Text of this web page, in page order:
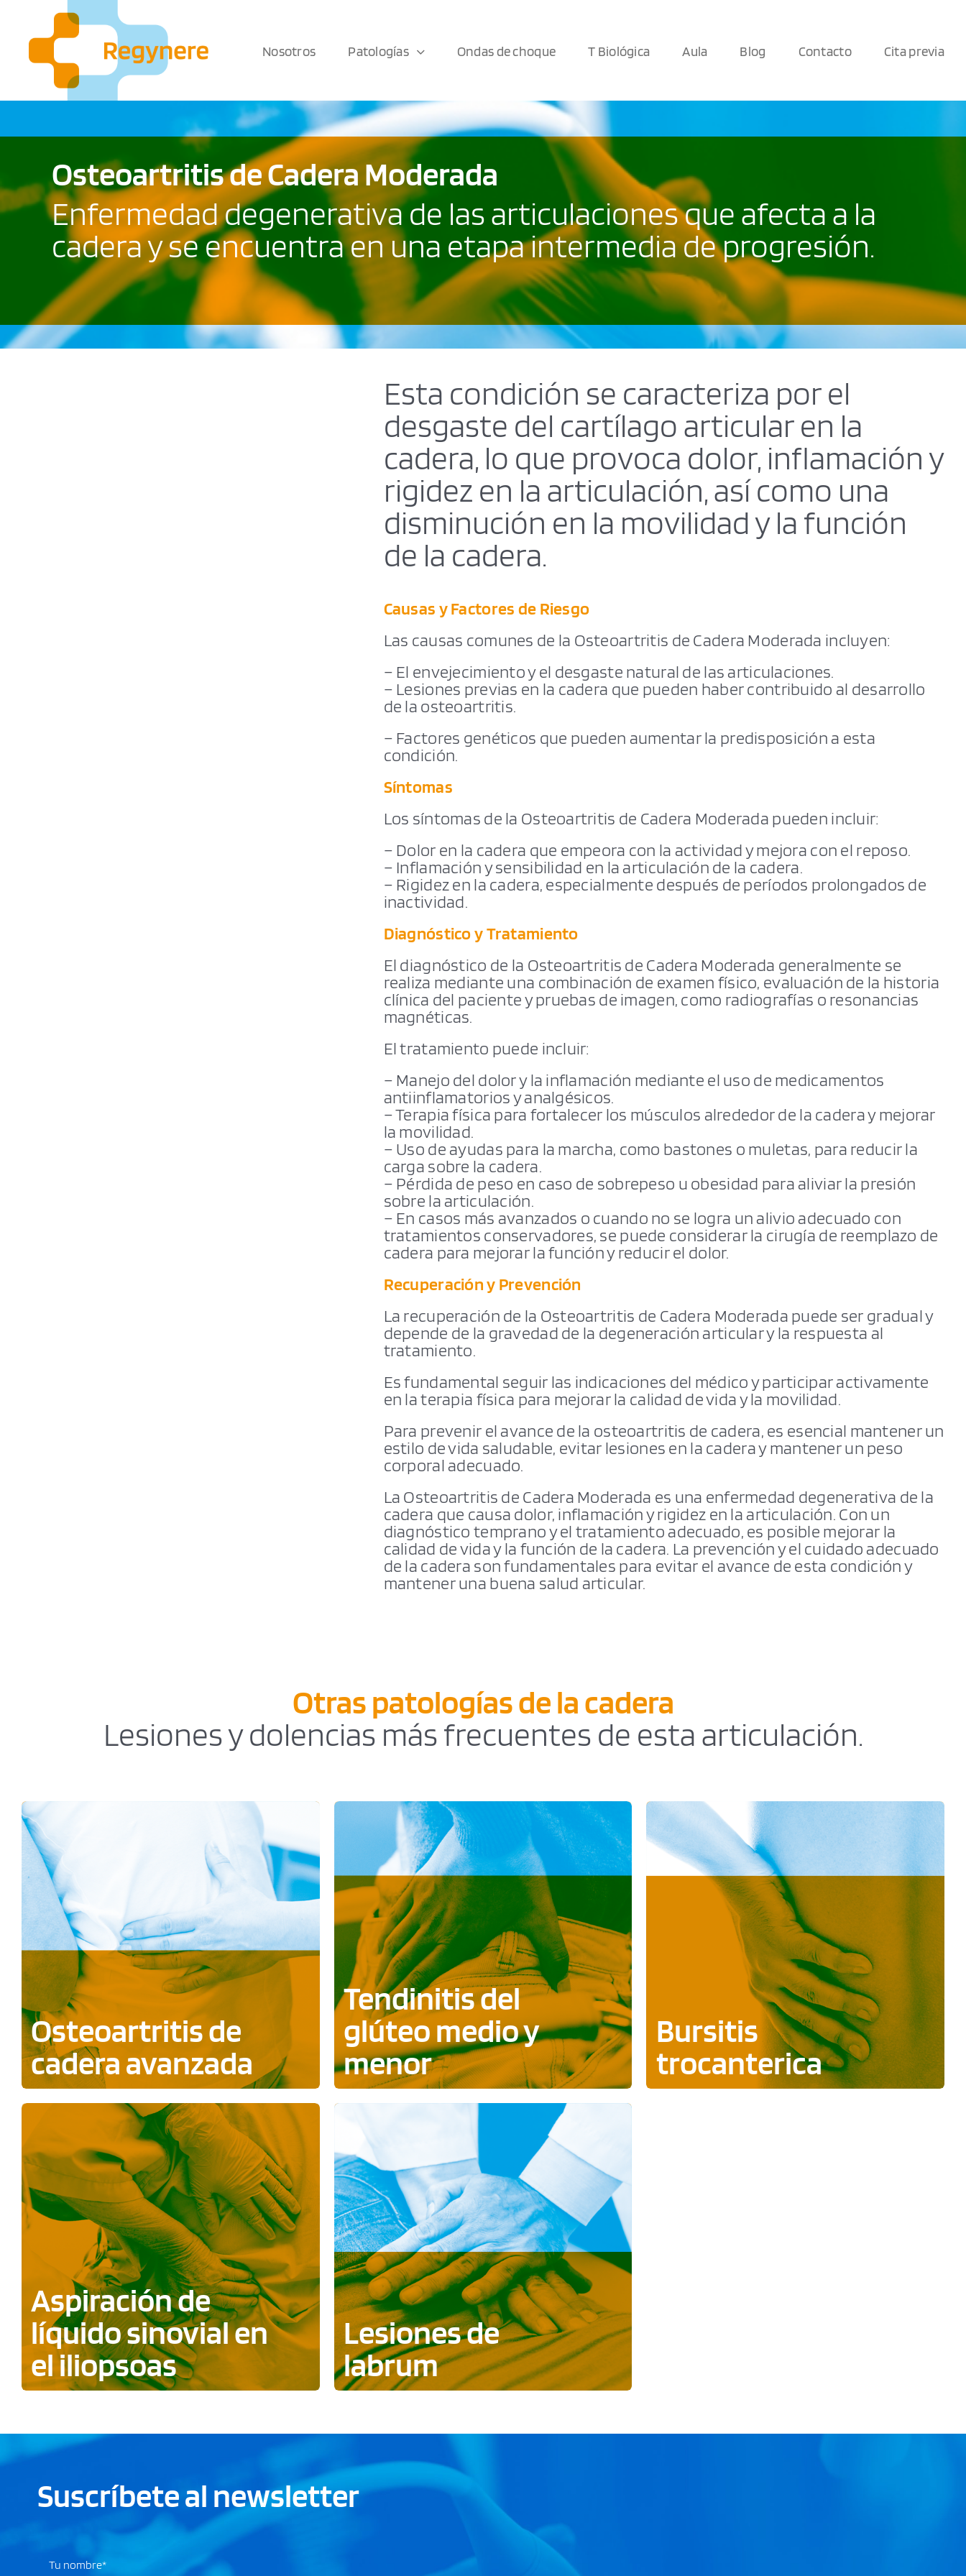
contenido
Nosotros
Patologías Ondas de choque T Biológica Aula Blog Contacto Cita previa
Osteoartritis de Cadera Moderada
Enfermedad degenerativa de las articulaciones que afecta a la
cadera y se encuentra en una etapa intermedia de progresión.
Esta condición se caracteriza por el
desgaste del cartílago articular en la
cadera, lo que provoca dolor, inflamación y
rigidez en la articulación, así como una
disminución en la movilidad y la función
de la cadera.
Causas y Factores de Riesgo
Las causas comunes de la Osteoartritis de Cadera Moderada incluyen:
– El envejecimiento y el desgaste natural de las articulaciones.
– Lesiones previas en la cadera que pueden haber contribuido al desarrollo
de la osteoartritis.
– Factores genéticos que pueden aumentar la predisposición a esta
condición.
Síntomas
Los síntomas de la Osteoartritis de Cadera Moderada pueden incluir:
– Dolor en la cadera que empeora con la actividad y mejora con el reposo.
– Inflamación y sensibilidad en la articulación de la cadera.
– Rigidez en la cadera, especialmente después de períodos prolongados de
inactividad.
Diagnóstico y Tratamiento
El diagnóstico de la Osteoartritis de Cadera Moderada generalmente se
realiza mediante una combinación de examen físico, evaluación de la historia
clínica del paciente y pruebas de imagen, como radiografías o resonancias
magnéticas.
El tratamiento puede incluir:
– Manejo del dolor y la inflamación mediante el uso de medicamentos
antiinflamatorios y analgésicos.
– Terapia física para fortalecer los músculos alrededor de la cadera y mejorar
la movilidad.
– Uso de ayudas para la marcha, como bastones o muletas, para reducir la
carga sobre la cadera.
– Pérdida de peso en caso de sobrepeso u obesidad para aliviar la presión
sobre la articulación.
– En casos más avanzados o cuando no se logra un alivio adecuado con
tratamientos conservadores, se puede considerar la cirugía de reemplazo de
cadera para mejorar la función y reducir el dolor.
Recuperación y Prevención
La recuperación de la Osteoartritis de Cadera Moderada puede ser gradual y
depende de la gravedad de la degeneración articular y la respuesta al
tratamiento.
Es fundamental seguir las indicaciones del médico y participar activamente
en la terapia física para mejorar la calidad de vida y la movilidad.
Para prevenir el avance de la osteoartritis de cadera, es esencial mantener un
estilo de vida saludable, evitar lesiones en la cadera y mantener un peso
corporal adecuado.
La Osteoartritis de Cadera Moderada es una enfermedad degenerativa de la
cadera que causa dolor, inflamación y rigidez en la articulación. Con un
diagnóstico temprano y el tratamiento adecuado, es posible mejorar la
calidad de vida y la función de la cadera. La prevención y el cuidado adecuado
de la cadera son fundamentales para evitar el avance de esta condición y
mantener una buena salud articular.
Otras patologías de la cadera
Lesiones y dolencias más frecuentes de esta articulación.
Osteoartritis de
cadera avanzada
Tendinitis del
glúteo medio y
menor
Bursitis
trocanterica
Aspiración de
líquido sinovial en
el iliopsoas
Lesiones de
labrum
Suscríbete al newsletter